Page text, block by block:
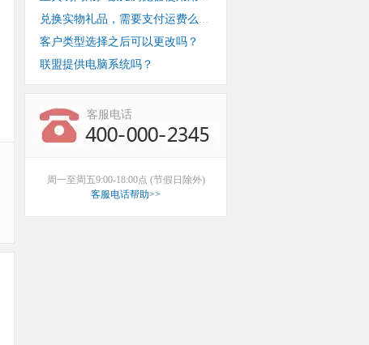
兑换实物礼品，需要支付运费么？
客户类型选择之后可以更改吗？
联盟提供电脑系统吗？
客服电话
周一至周五9:00-18:00点 (节假日除外)
客服电话帮助>>